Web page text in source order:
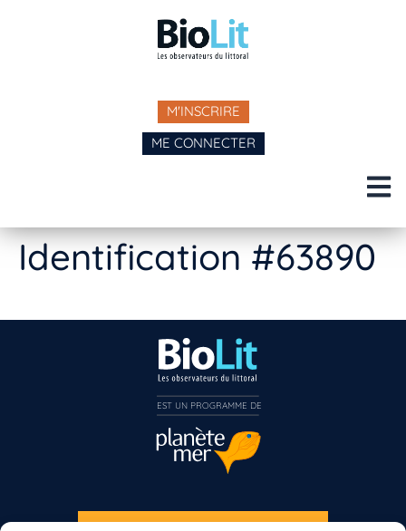
M'INSCRIRE
ME CONNECTER
Identification #63890